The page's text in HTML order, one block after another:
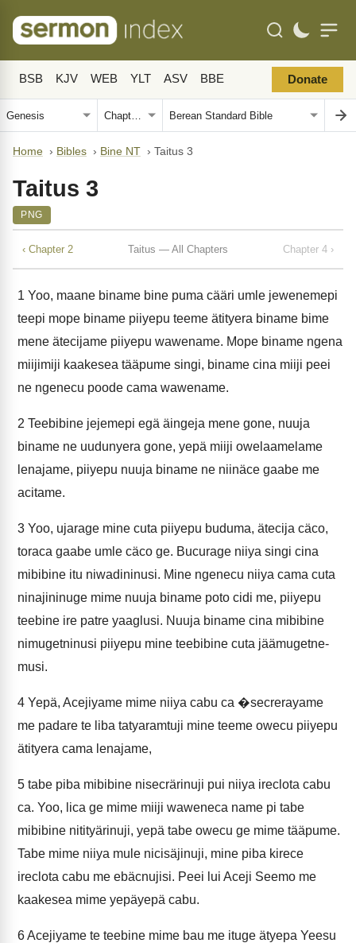
BSB KJV WEB YLT ASV BBE Donate
Home › Bibles › Bine NT › Taitus 3
Taitus 3
PNG
‹ Chapter 2 Taitus — All Chapters Chapter 4 ›
1 Yoo, maane biname bine puma cääri umle jewenemepi
teepi mope biname piiyepu teeme ätityera biname bime
mene ätecijame piiyepu wawename. Mope biname ngena
miijimiji kaakesea tääpume singi, biname cina miiji peei
ne ngenecu poode cama wawename.
2 Teebibine jejemepi egä äingeja mene gone, nuuja
biname ne uudunyera gone, yepä miiji owelaamelame
lenajame, piiyepu nuuja biname ne niinäce gaabe me
acitame.
3 Yoo, ujarage mine cuta piiyepu buduma, ätecija cäco,
toraca gaabe umle cäco ge. Bucurage niiya singi cina
mibibine itu niwadininusi. Mine ngenecu niiya cama cuta
ninajininuge mime nuuja biname poto cidi me, piiyepu
teebine ire patre yaaglusi. Nuuja biname cina mibibine
nimugetninusi piiyepu mine teebibine cuta jäämugetne-
musi.
4 Yepä, Acejiyame mime niiya cabu ca �secrerayame
me padare te liba tatyaramtuji mine teeme owecu piiyepu
ätityera cama lenajame,
5 tabe piba mibibine nisecrärinuji pui niiya ireclota cabu
ca. Yoo, lica ge mime miiji waweneca name pi tabe
mibibine nitityärinuji, yepä tabe owecu ge mime tääpume.
Tabe mime niiya mule nicisäjinuji, mine piba kirece
ireclota cabu me ebäcnujisi. Peei lui Aceji Seemo me
kaakesea mime yepäyepä cabu.
6Acejiyame te teebine mime bau me ituge ätyepa Yeesu